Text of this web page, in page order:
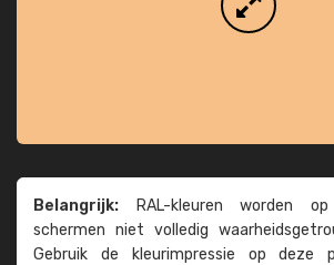
Belangrijk: RAL-kleuren worden
schermen niet volledig
Gebruik de kleur­impressie op deze